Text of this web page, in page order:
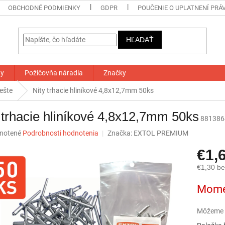
OBCHODNÉ PODMIENKY GDPR POUČENIE O UPLATNENÍ
HĽADAŤ
Požičovňa náradia Značky
Nity trhacie hliníkové 4,8x12,7mm 50ks
hliníkové 4,8x12,7mm 50ks
Podrobnosti hodnotenia Značka: EXTOL PREMIUM
€1,30
cena: